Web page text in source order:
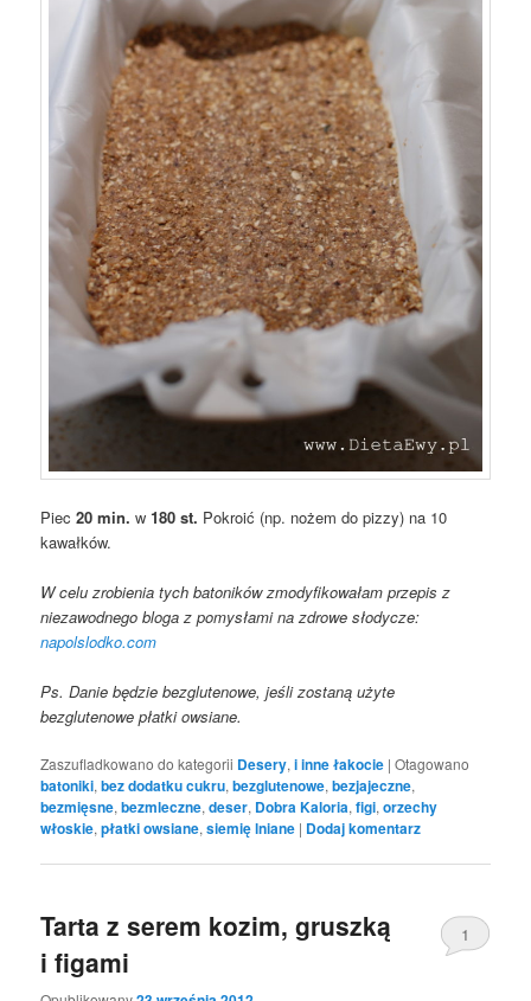
Piec 20 min. w180 st. Pokroić (np. nożem do pizzy) na 10
kawałków.
W celu zrobienia tych batoników zmodyfikowałam przepis z
niezawodnego bloga z pomysłami na zdrowe słodycze:
napolslodko.com
Ps. Danie będzie bezglutenowe, jeśli zostaną użyte
bezglutenowe płatki owsiane.
Zaszufladkowano do kategorii Desery,i inne łakocie |Otagowano
batoniki,bez dodatku cukru,bezglutenowe,bezjajeczne,
bezmięsne,bezmleczne,deser, Dobra Kaloria,figi,orzechy
włoskie,płatki owsiane,siemię lniane | Dodaj komentarz
Tarta z serem kozim, gruszką
i figami
1